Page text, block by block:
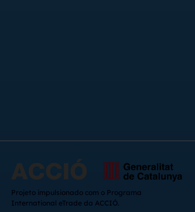
Projeto impulsionado com o Programa
International eTrade da ACCIÓ.